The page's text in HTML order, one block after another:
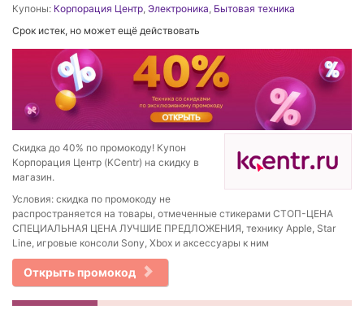
Купоны: Корпорация Центр Электроника Бытовая техника
Срок истек, но может ещё действовать
Скидка до 40% по промокоду! Купон
Корпорация Центр (KCentr) на скидку в
магазин.
Условия: скидка по промокоду не
распространяется на товары, отмеченные стикерами СТОП-ЦЕНА
СПЕЦИАЛЬНАЯ ЦЕНА ЛУЧШИЕ ПРЕДЛОЖЕНИЯ, технику Apple, Star
Line, игровые консоли Sony, Xbox и аксессуары к ним
Открыть промокод